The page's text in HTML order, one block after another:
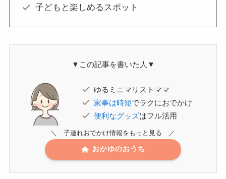
子どもと楽しめるスポット
▼この記事を書いた人▼
ゆるミニマリストママ
家事は時短でラクにおでかけ
便利なグッズはフル活用
＼ 子連れおでかけ情報をもっと見る ／
おかゆのおうち